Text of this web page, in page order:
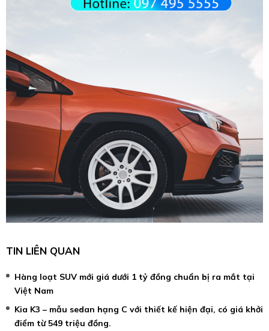
TIN LIÊN QUAN
Hàng loạt SUV mới giá dưới 1 tỷ đồng chuẩn bị ra mắt tại
Việt Nam
Kia K3 – mẫu sedan hạng C với thiết kế hiện đại, có giá khởi
điểm từ 549 triệu đồng.